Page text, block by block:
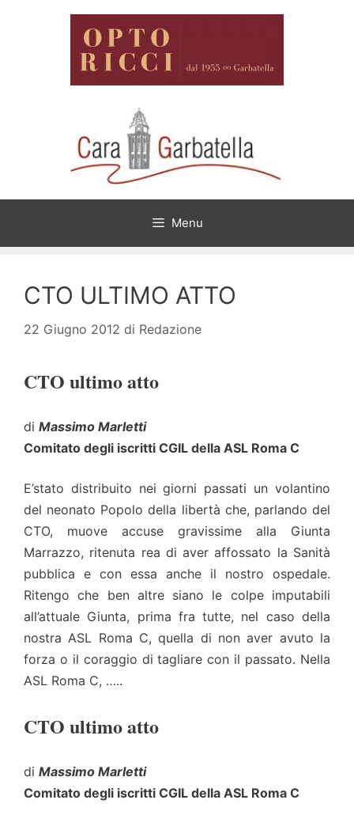
Menu
CTO ULTIMO ATTO
22 Giugno 2012 di Redazione
CTO ultimo atto
di Massimo Marletti
Comitato degli iscritti CGIL della ASL Roma C
E’stato distribuito nei giorni passati un volantino
del neonato Popolo della libertà che, parlando del
CTO, muove accuse gravissime alla Giunta
Marrazzo, ritenuta rea di aver affossato la Sanità
pubblica e con essa anche il nostro ospedale.
Ritengo che ben altre siano le colpe imputabili
all’attuale Giunta, prima fra tutte, nel caso della
nostra ASL Roma C, quella di non aver avuto la
forza o il coraggio di tagliare con il passato. Nella
ASL Roma C, …..
CTO ultimo atto
di Massimo Marletti
Comitato degli iscritti CGIL della ASL Roma C